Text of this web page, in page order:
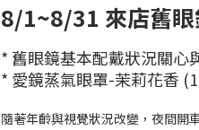
8/1~8/31 來店舊眼
* 舊眼鏡基本配戴狀況關心
* 愛鏡蒸氣眼罩-茉莉花香
隨著年齡與視覺狀況改變，夜間開